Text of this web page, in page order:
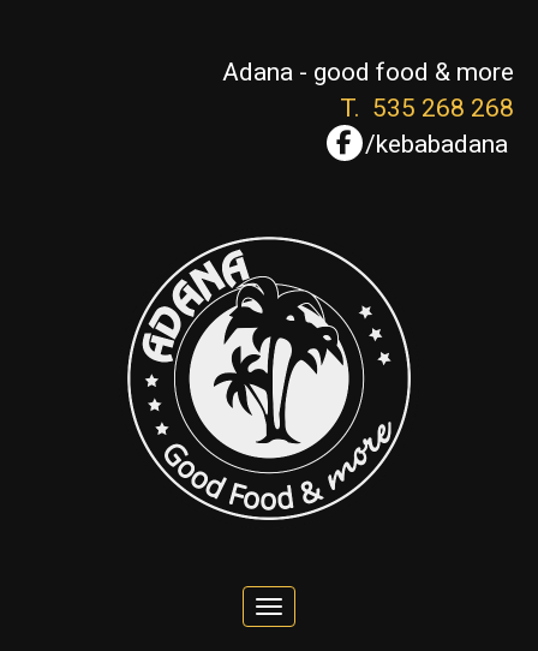
Adana - good food & more
T. 535 268 268
/kebabadana
Toggle navigation